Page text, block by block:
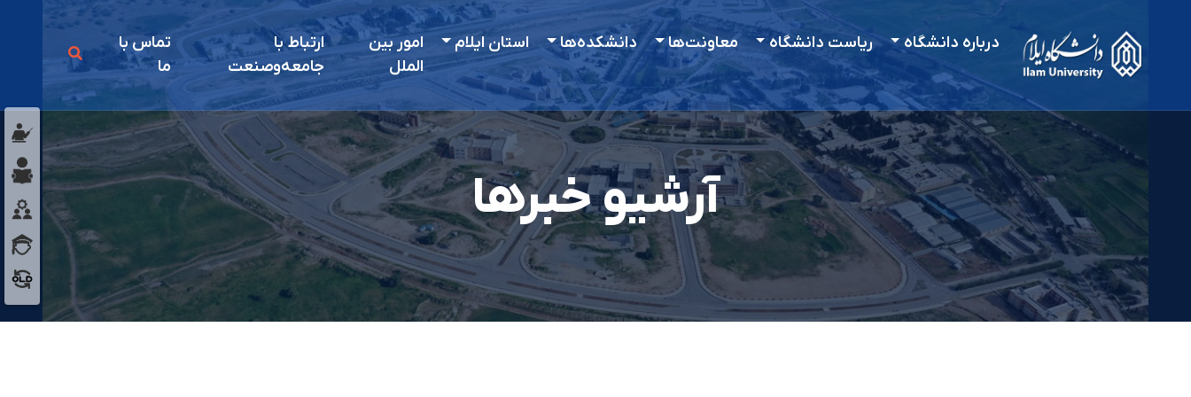
درباره دانشگاه ریاست دانشگاه معاونت‌ها دانشکده‌ها استان ایلام
امور بين
الملل
ارتباط با
جامعه‌و‌صنعت
تماس با
ما
آرشیو خبرها